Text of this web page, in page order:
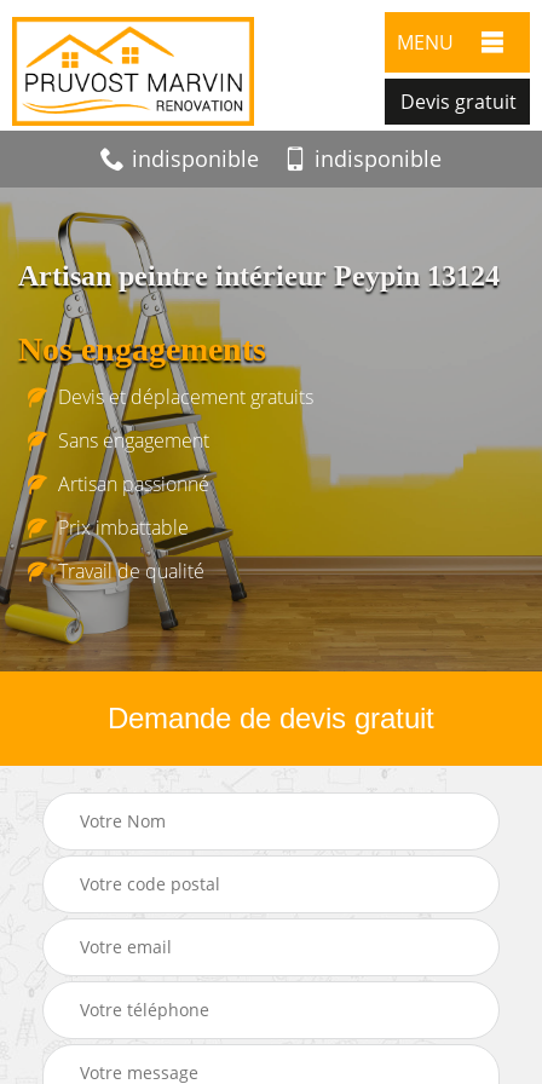
MENU
Devis gratuit
indisponible indisponible
Artisan peintre intérieur Peypin 13124
Nos engagements
Devis et déplacement gratuits
Sans engagement
Artisan passionné
Prix imbattable
Travail de qualité
Demande de devis gratuit